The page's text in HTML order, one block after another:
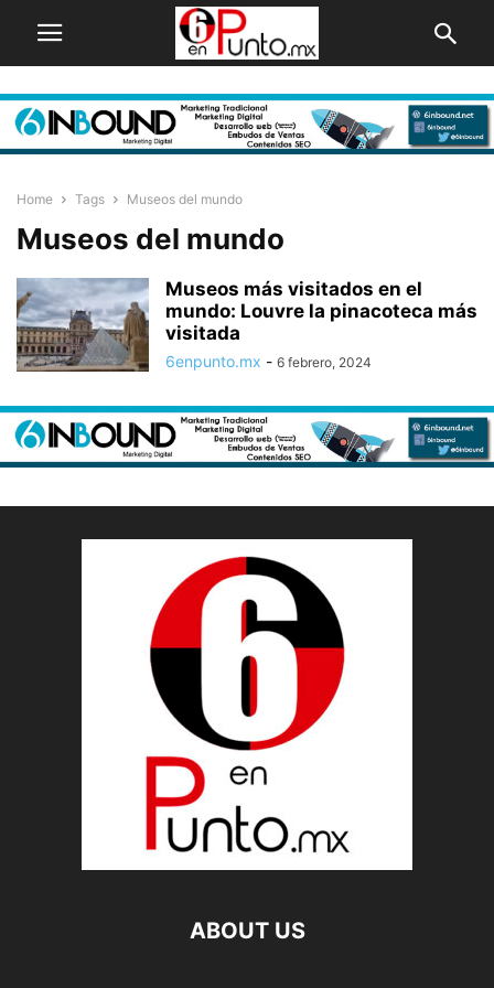
Home Tags Museos del mundo
Museos del mundo
Museos más visitados en el
mundo: Louvre la pinacoteca más
visitada
6enpunto.mx - 6 febrero, 2024
ABOUT US